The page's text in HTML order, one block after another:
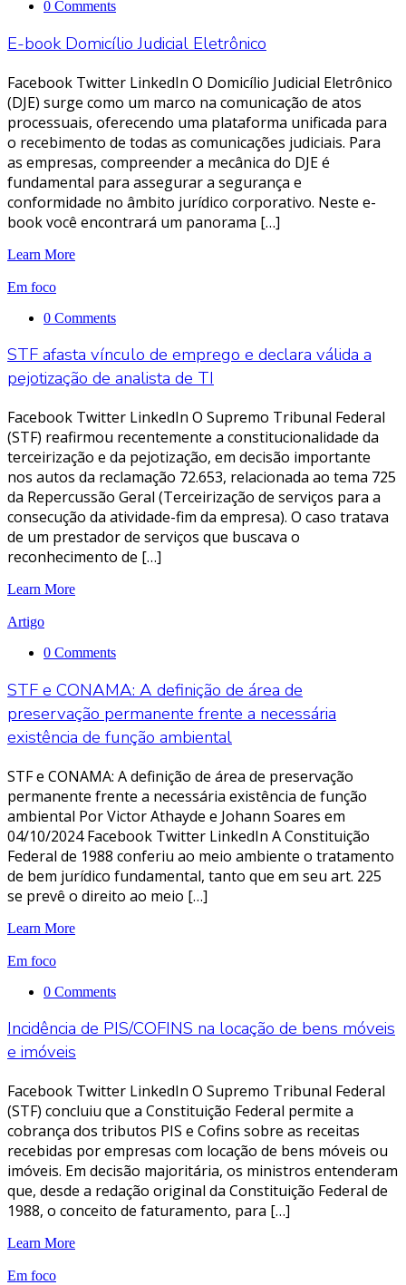
0 Comments
E-book Domicílio Judicial Eletrônico
Facebook Twitter LinkedIn O Domicílio Judicial Eletrônico
(DJE) surge como um marco na comunicação de atos
processuais, oferecendo uma plataforma unificada para
o recebimento de todas as comunicações judiciais. Para
as empresas, compreender a mecânica do DJE é
fundamental para assegurar a segurança e
conformidade no âmbito jurídico corporativo. Neste e-
book você encontrará um panorama […]
Learn More
Em foco
0 Comments
STF afasta vínculo de emprego e declara válida a
pejotização de analista de TI
Facebook Twitter LinkedIn O Supremo Tribunal Federal
(STF) reafirmou recentemente a constitucionalidade da
terceirização e da pejotização, em decisão importante
nos autos da reclamação 72.653, relacionada ao tema 725
da Repercussão Geral (Terceirização de serviços para a
consecução da atividade-fim da empresa). O caso tratava
de um prestador de serviços que buscava o
reconhecimento de […]
Learn More
Artigo
0 Comments
STF e CONAMA: A definição de área de
preservação permanente frente a necessária
existência de função ambiental
STF e CONAMA: A definição de área de preservação
permanente frente a necessária existência de função
ambiental Por Victor Athayde e Johann Soares em
04/10/2024 Facebook Twitter LinkedIn A Constituição
Federal de 1988 conferiu ao meio ambiente o tratamento
de bem jurídico fundamental, tanto que em seu art. 225
se prevê o direito ao meio […]
Learn More
Em foco
0 Comments
Incidência de PIS/COFINS na locação de bens móveis
e imóveis
Facebook Twitter LinkedIn O Supremo Tribunal Federal
(STF) concluiu que a Constituição Federal permite a
cobrança dos tributos PIS e Cofins sobre as receitas
recebidas por empresas com locação de bens móveis ou
imóveis. Em decisão majoritária, os ministros entenderam
que, desde a redação original da Constituição Federal de
1988, o conceito de faturamento, para […]
Learn More
Em foco